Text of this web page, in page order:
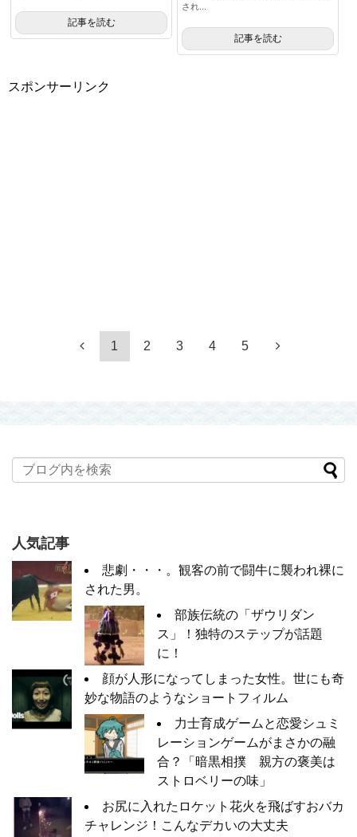
記事を読む
され...
記事を読む
スポンサーリンク
1 2 3 4 5
人気記事
悲劇・・・。観客の前で闘牛に襲われ裸に
された男。
部族伝統の「ザウリダン
ス」！独特のステップが話題
に！
顔が人形になってしまった女性。世にも奇
妙な物語のようなショートフィルム
力士育成ゲームと恋愛シュミ
レーションゲームがまさかの融
合？「暗黒相撲 親方の褒美は
ストロベリーの味」
お尻に入れたロケット花火を飛ばすおバカ
チャレンジ！こんなデカいの大丈夫